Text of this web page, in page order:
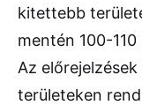
kitettebb
mentén 100-
Az
területeken